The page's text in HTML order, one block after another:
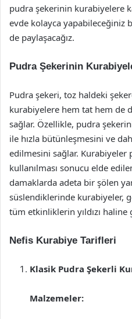
pudra şekerinin kurabiyelere
evde kolayca yapabileceğiniz
de paylaşacağız.
Pudra Şekerinin
Pudra şekeri, toz haldeki
kurabiyelere hem tat hem de
sağlar. Özellikle, pudra
ile hızla bütünleşmesini ve
edilmesini sağlar.
kullanılması sonucu elde
damaklarda adeta bir şölen
süslendiklerinde kurabiyeler,
tüm etkinliklerin yıldızı haline
Nefis Kurabiye Tarifleri
Klasik Pudra Şekerli
Malzemeler: